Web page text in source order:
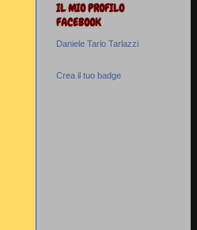
IL MIO PROFILO
FACEBOOK
Daniele Tarlo Tarlazzi
Crea il tuo badge